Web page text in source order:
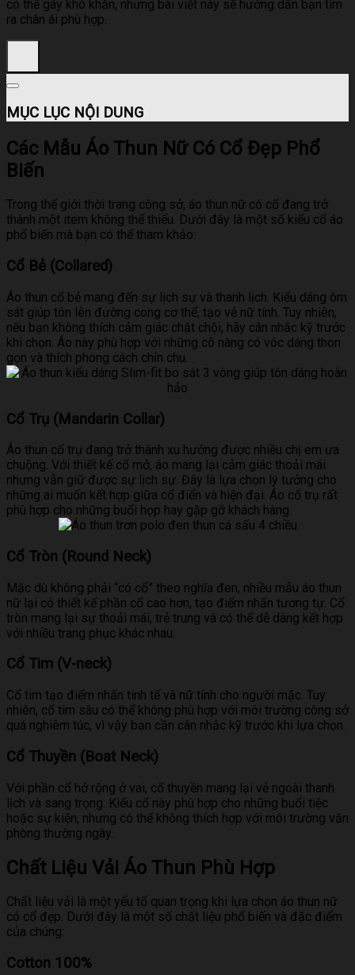
có thể gây khó khăn, nhưng bài viết này sẽ hướng dẫn bạn tìm
ra chân ái phù hợp.
MỤC LỤC NỘI DUNG
Các Mẫu Áo Thun Nữ Có Cổ Đẹp Phổ
Biến
Trong thế giới thời trang công sở, áo thun nữ có cổ đang trở
thành một item không thể thiếu. Dưới đây là một số kiểu cổ áo
phổ biến mà bạn có thể tham khảo:
Cổ Bẻ (Collared)
Áo thun cổ bẻ mang đến sự lịch sự và thanh lịch. Kiểu dáng ôm
sát giúp tôn lên đường cong cơ thể, tạo vẻ nữ tính. Tuy nhiên,
nếu bạn không thích cảm giác chật chội, hãy cân nhắc kỹ trước
khi chọn. Áo này phù hợp với những cô nàng có vóc dáng thon
gọn và thích phong cách chỉn chu.
Cổ Trụ (Mandarin Collar)
Áo thun cổ trụ đang trở thành xu hướng được nhiều chị em ưa
chuộng. Với thiết kế cổ mở, áo mang lại cảm giác thoải mái
nhưng vẫn giữ được sự lịch sự. Đây là lựa chọn lý tưởng cho
những ai muốn kết hợp giữa cổ điển và hiện đại. Áo cổ trụ rất
phù hợp cho những buổi họp hay gặp gỡ khách hàng.
Cổ Tròn (Round Neck)
Mặc dù không phải “có cổ” theo nghĩa đen, nhiều mẫu áo thun
nữ lại có thiết kế phần cổ cao hơn, tạo điểm nhấn tương tự. Cổ
tròn mang lại sự thoải mái, trẻ trung và có thể dễ dàng kết hợp
với nhiều trang phục khác nhau.
Cổ Tim (V-neck)
Cổ tim tạo điểm nhấn tinh tế và nữ tính cho người mặc. Tuy
nhiên, cổ tim sâu có thể không phù hợp với môi trường công sở
quá nghiêm túc, vì vậy bạn cần cân nhắc kỹ trước khi lựa chọn.
Cổ Thuyền (Boat Neck)
Với phần cổ hở rộng ở vai, cổ thuyền mang lại vẻ ngoài thanh
lịch và sang trọng. Kiểu cổ này phù hợp cho những buổi tiệc
hoặc sự kiện, nhưng có thể không thích hợp với môi trường văn
phòng thường ngày.
Chất Liệu Vải Áo Thun Phù Hợp
Chất liệu vải là một yếu tố quan trọng khi lựa chọn áo thun nữ
có cổ đẹp. Dưới đây là một số chất liệu phổ biến và đặc điểm
của chúng:
Cotton 100%